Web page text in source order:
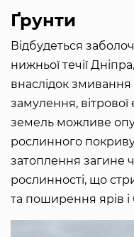
Ґрунти
Відбудеться
нижньої течії
внаслідок
замулення, вітрової
земель можливе
рослинного
затоплення загине
рослинності, що
та поширення ярів і